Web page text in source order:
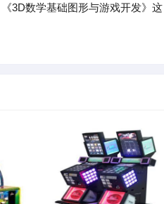
3D数学基础图形与游戏开发》这